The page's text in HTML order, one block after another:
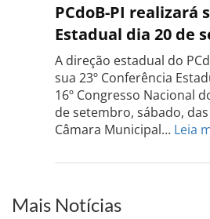
PCdoB-PI realizará
Estadual dia 20 de
A direção estadual do
sua 23º Conferência
16º Congresso Nacional
de setembro, sábado,
Câmara Municipal… Leia
Mais Notícias